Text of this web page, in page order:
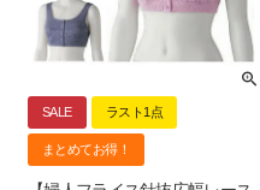
SALE ラスト1点
まとめてお得！